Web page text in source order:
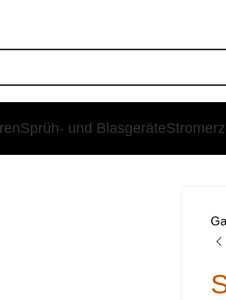
Sprüh- und Blasgeräte